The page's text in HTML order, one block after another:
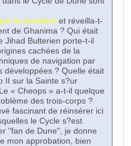
la première et réveilla-t-
de Ghanima ? Qui était
Jihad Bulterien porte-t-il
cachées de la
de navigation par
développées ? Quelle était
II sur la Sainte s?ur
« Cheops » a-t-il quelque
des trois-corps ?
fascinant de réinsérer ici
le Cycle s?est
"fan de Dune", je donne
mon approbation, bien